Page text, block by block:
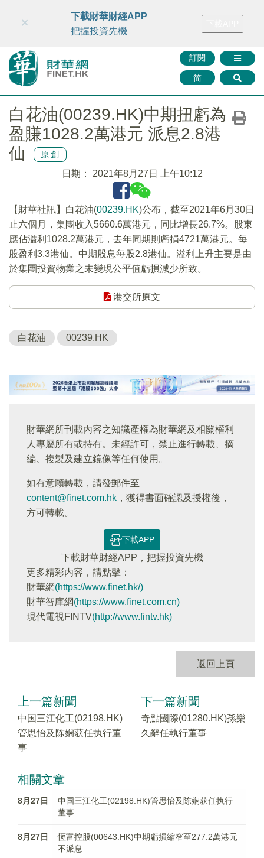
財華智庫網 FINTV FINMETA 財華證券 媒體矩陣
訂閱
简
×
下載財華財經APP
把握投資先機
白花油(00239.HK)中期扭虧為
盈賺1028.2萬港元 派息2.8港
仙
原創
日期： 2021年8月27日 上午10:12
【財華社訊】白花油(00239.HK)公布，截至2021年6月30日
止六個月，集團收入5660.6萬港元，同比增長26.7%。股東
應佔溢利1028.2萬港元，去年同期則虧損4721萬港元。每
股盈利3.3港仙。中期股息每股2.8港仙。溢利上升主要是由
於集團投資物業之未變現公平值虧損減少所致。
港交所原文
白花油 00239.HK
財華網所刊載內容之知識產權為財華網及相關權利
人專屬所有或持有。未經許可，禁止進行轉載、摘
編、複製及建立鏡像等任何使用。
如有意願轉載，請發郵件至
content@finet.com.hk ，獲得書面確認及授權後，
方可轉載。
下載APP
下載財華財經APP，把握投資先機
更多精彩内容，請點擊：
財華網(https://www.finet.hk/)
財華智庫網(https://www.finet.com.cn)
現代電視FINTV(http://www.fintv.hk)
返回上頁
上一篇新聞
中国三江化工(02198.HK)
管思怡及陈娴获任执行董
事
下一篇新聞
奇點國際(01280.HK)孫樂
久辭任執行董事
相關文章
8月27日
中国三江化工(02198.HK)管思怡及陈娴获任执行
董事
8月27日
恆富控股(00643.HK)中期虧損縮窄至277.2萬港元
不派息